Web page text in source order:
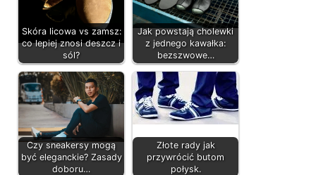
Skóra licowa vs zamsz:
co lepiej znosi deszcz i
sól?
Jak powstają cholewki
z jednego kawałka:
bezszwowe…
Czy sneakersy mogą
być eleganckie? Zasady
doboru…
Złote rady jak
przywrócić butom
połysk.